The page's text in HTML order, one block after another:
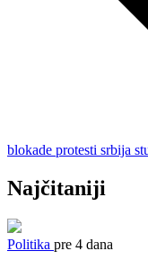
blokade protesti srbija
Najčitaniji
Politika pre 4 dana